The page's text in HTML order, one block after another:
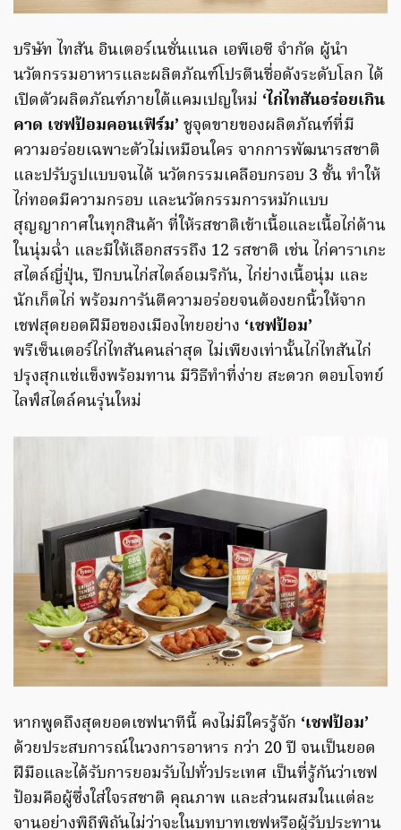
บริษัท ไทสัน อินเตอร์เนชั่นแนล เอพีเอซี จำกัด ผู้นำ
นวัตกรรมอาหารและผลิตภัณฑ์โปรตีนชื่อดังระดับโลก ได้
เปิดตัวผลิตภัณฑ์ภายใต้แคมเปญใหม่ ‘ไก่ไทสันอร่อยเกิน
คาด เชฟป้อมคอนเฟิร์ม’ ชูจุดขายของผลิตภัณฑ์ที่มี
ความอร่อยเฉพาะตัวไม่เหมือนใคร จากการพัฒนารสชาติ
และปรับรูปแบบจนได้ นวัตกรรมเคลือบกรอบ 3 ชั้น ทำให้
ไก่ทอดมีความกรอบ และนวัตกรรมการหมักแบบ
สุญญากาศในทุกสินค้า ที่ให้รสชาติเข้าเนื้อและเนื้อไก่ด้าน
ในนุ่มฉ่ำ และมีให้เลือกสรรถึง 12 รสชาติ เช่น ไก่คาราเกะ
สไตล์ญี่ปุ่น, ปีกบนไก่สไตล์อเมริกัน, ไก่ย่างเนื้อนุ่ม และ
นักเก็ตไก่ พร้อมการันตีความอร่อยจนต้องยกนิ้วให้จาก
เชฟสุดยอดฝีมือของเมืองไทยอย่าง ‘เชฟป้อม’
พรีเซ็นเตอร์ไก่ไทสันคนล่าสุด ไม่เพียงเท่านั้นไก่ไทสันไก่
ปรุงสุกแช่แข็งพร้อมทาน มีวิธีทำที่ง่าย สะดวก ตอบโจทย์
ไลฟ์สไตล์คนรุ่นใหม่
หากพูดถึงสุดยอดเชฟนาทีนี้ คงไม่มีใครรู้จัก ‘เชฟป้อม’
ด้วยประสบการณ์ในวงการอาหาร กว่า 20 ปี จนเป็นยอด
ฝีมือและได้รับการยอมรับไปทั่วประเทศ เป็นที่รู้กันว่าเชฟ
ป้อมคือผู้ซึ่งใส่ใจรสชาติ คุณภาพ และส่วนผสมในแต่ละ
จานอย่างพิถีพิถันไม่ว่าจะในบทบาทเชฟหรือผู้รับประทาน